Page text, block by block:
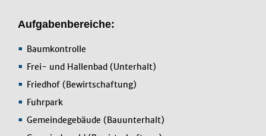
Aufgabenbereiche:
Baumkontrolle
Frei- und Hallenbad (Unterhalt)
Friedhof (Bewirtschaftung)
Fuhrpark
Gemeindegebäude (Bauunterhalt)